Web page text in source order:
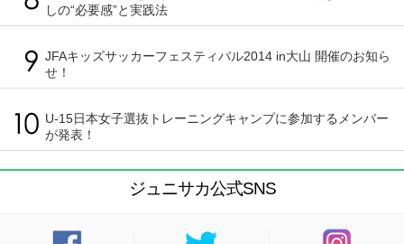
しの“必要感”と実践法
JFAキッズサッカーフェスティバル2014 in大山 開催のお知ら
せ！
U-15日本女子選抜トレーニングキャンプに参加するメンバー
が発表！
ジュニサカ公式SNS